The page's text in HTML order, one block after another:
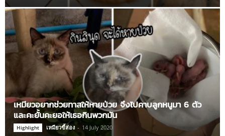
เหมียวอยากช่วยทาสให้หายป่วย จึงไปคาบลูกหนูมา 6 ตัว
และคะยั้นคะยอให้เธอกินพวกมัน
Highlight เหมียวขี้ส่อง - 14 July 2020